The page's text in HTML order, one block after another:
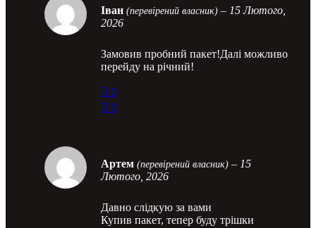
Іван (перевірений власник) – 15 Лютого,
2026
Замовив пробний пакет!Далі можливо
перейду на річний!
0
0
Артем (перевірений власник) – 15
Лютого, 2026
Давно слідкую за вами
Купив пакет, тепер буду трішки